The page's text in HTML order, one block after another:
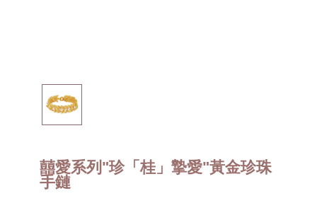
囍愛系列"珍「桂」摯愛"黃金珍珠
手鏈